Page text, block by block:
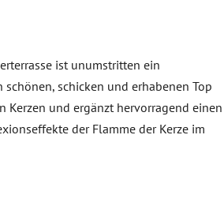
ist unumstritten ein
schicken und erhabenen Top
Kerzen und ergänzt hervorragend einen
der Flamme der Kerze im